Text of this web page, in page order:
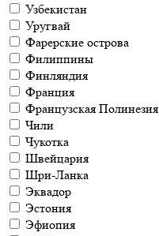
Узбекистан
Уругвай
Фарерские острова
Филиппины
Финляндия
Франция
Французская Полинезия
Чили
Чукотка
Швейцария
Шри-Ланка
Эквадор
Эстония
Эфиопия